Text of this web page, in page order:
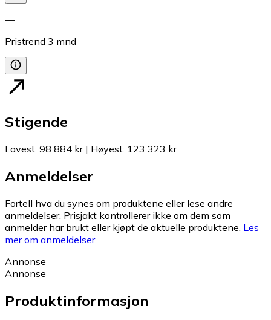
—
Pristrend 3 mnd
Stigende
Lavest: 98 884 kr| Høyest: 123 323 kr
Anmeldelser
Fortell hva du synes om produktene eller lese andre
anmeldelser. Prisjakt kontrollerer ikke om dem som
anmelder har brukt eller kjøpt de aktuelle produktene. Les
mer om anmeldelser.
Annonse
Annonse
Produktinformasjon